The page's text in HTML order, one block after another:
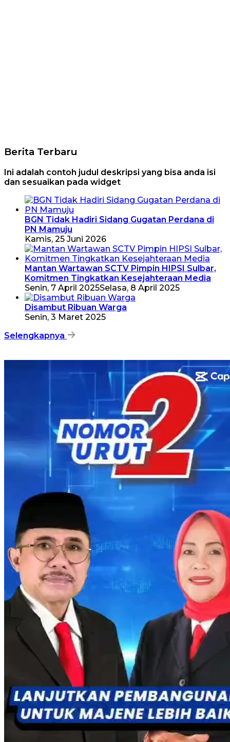
Berita Terbaru
Ini adalah contoh judul deskripsi yang bisa anda isi
dan sesuaikan pada widget
BGN Tidak Hadiri Sidang Gugatan Perdana di
PN Mamuju
Kamis, 25 Juni 2026
Mantan Wartawan SCTV Pimpin HIPSI Sulbar,
Komitmen Tingkatkan Kesejahteraan Media
Senin, 7 April 2025Selasa, 8 April 2025
Disambut Ribuan Warga
Senin, 3 Maret 2025
Selengkapnya